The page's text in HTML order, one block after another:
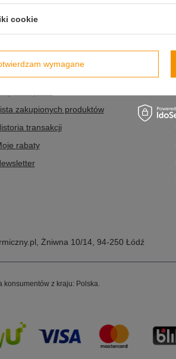
zakupionych produktów
transakcji
rabaty
Żniwna 10/14 94-250 Łódź
konsumentów z kraju: Polska
cookie
wymagane